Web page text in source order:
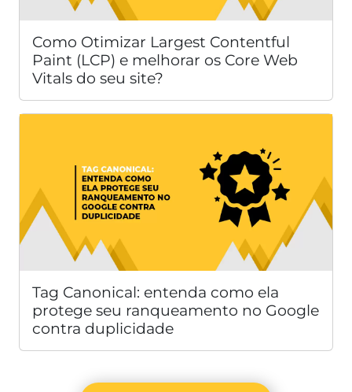
Como Otimizar Largest Contentful
Paint (LCP) e melhorar os Core Web
Vitals do seu site?
Tag Canonical: entenda como ela
protege seu ranqueamento no Google
contra duplicidade